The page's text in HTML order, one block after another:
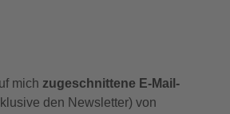
mich zugeschnittene E-Mail-
den Newsletter) von